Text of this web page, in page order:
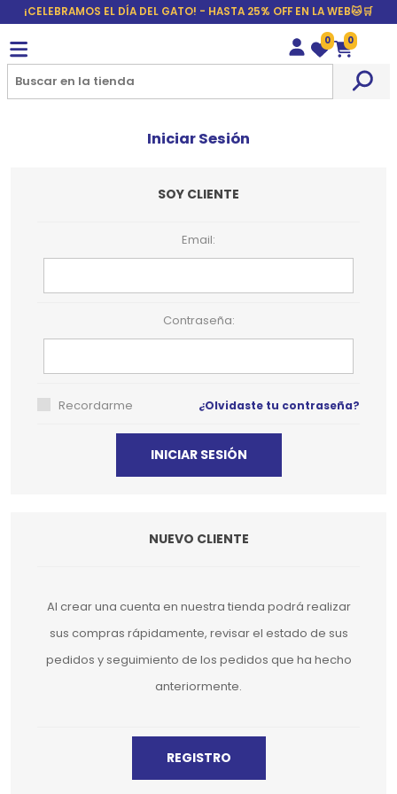
¡CELEBRAMOS EL DÍA DEL GATO! - HASTA 25% OFF EN LA WEB🐱🛒
Wishlist
0
Carrito
0
Iniciar Sesión
SOY CLIENTE
Email:
Contraseña:
Recordarme ¿Olvidaste tu contraseña?
NUEVO CLIENTE
Al crear una cuenta en nuestra tienda podrá realizar
sus compras rápidamente, revisar el estado de sus
pedidos y seguimiento de los pedidos que ha hecho
anteriormente.